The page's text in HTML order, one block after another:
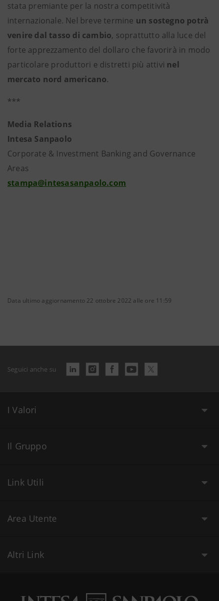
stata premiante per la nostra competitività
internazionale. Nel breve termine un sostegno potrà
venire dal tasso di cambio, soprattutto alla luce del
forte apprezzamento del dollaro che favorirà in modo
particolare produttori e distretti più attivi nel
mercato nord americano.
***
Media Relations
Intesa Sanpaolo
Corporate & Investment Banking and Governance
Areas
stampa@intesasanpaolo.com
Data ultimo aggiornamento 22 ottobre 2022 alle ore 11:59
Seguici anche su
I Valori
Il Gruppo
Link Utili
Area Utente
Altri Link